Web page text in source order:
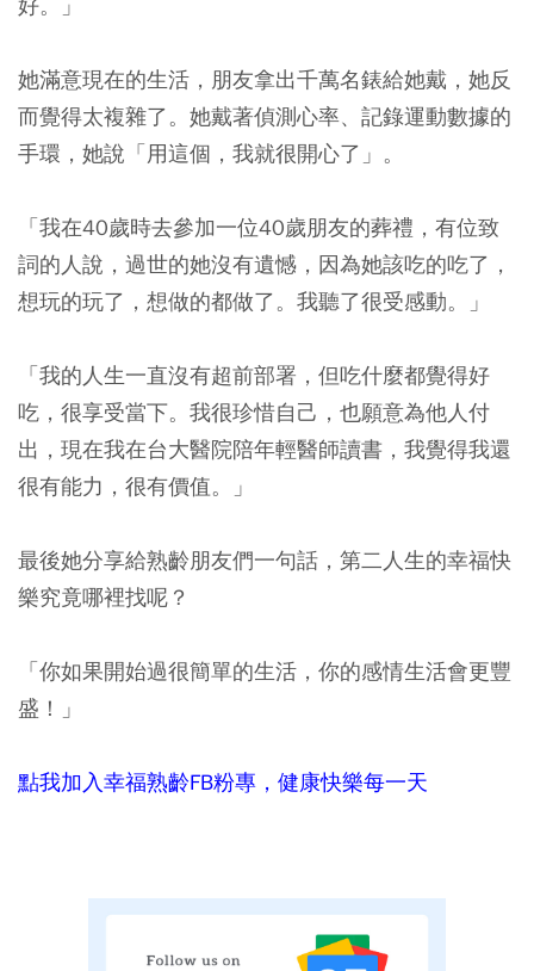
她滿意現在的生活，朋友拿出千萬名錶給她戴，她反
而覺得太複雜了。她戴著偵測心率、記錄運動數據的
手環，她說「用這個，我就很開心了」。
「我在40歲時去參加一位40歲朋友的葬禮，有位致
詞的人說，過世的她沒有遺憾，因為她該吃的吃了，
想玩的玩了，想做的都做了。我聽了很受感動。」
「我的人生一直沒有超前部署，但吃什麼都覺得好
吃，很享受當下。 我很珍惜自己，也願意為他人付
出，現在我在台大醫院陪年輕醫師讀書，我覺得我還
很有能力，很有價值。
」
最後她分享給熟齡朋友們一句話，第二人生的幸福快
樂究竟哪裡找呢？
「你如果開始過很簡單的生活，你的感情生活會更豐
盛！」
點我加入幸福熟齡FB粉專，健康快樂每一天